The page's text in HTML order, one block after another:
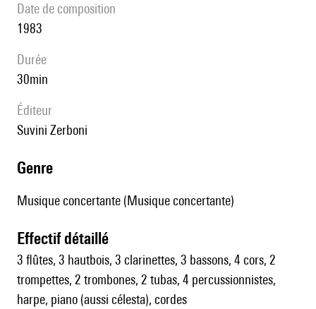
date de composition
1983
durée
30min
éditeur
Suvini Zerboni
genre
Musique concertante (Musique concertante)
effectif détaillé
3 flûtes, 3 hautbois, 3 clarinettes, 3 bassons, 4 cors, 2
trompettes, 2 trombones, 2 tubas, 4 percussionnistes,
harpe, piano (aussi célesta), cordes